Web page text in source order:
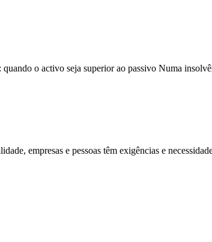
o activo seja superior ao passivo Numa
empresas e pessoas têm exigências e